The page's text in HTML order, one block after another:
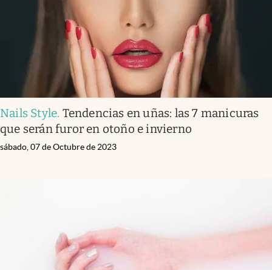
Nails Style. Tendencias en uñas: las 7 manicuras
que serán furor en otoño e invierno
sábado, 07 de Octubre de 2023